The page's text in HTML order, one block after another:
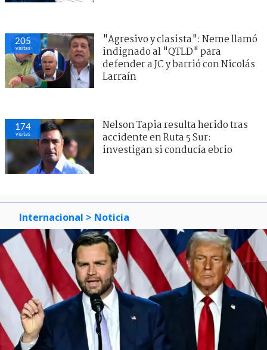
205
visitas
"Agresivo y clasista": Neme llamó
indignado al "QTLD" para
defender a JC y barrió con Nicolás
Larraín
174
visitas
Nelson Tapia resulta herido tras
accidente en Ruta 5 Sur:
investigan si conducía ebrio
Internacional > Noticia